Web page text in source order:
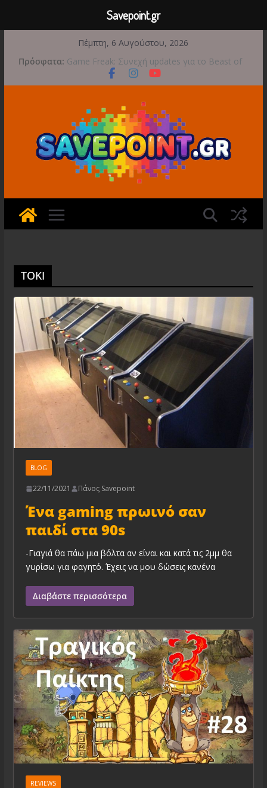
περιεχόμενο
Πέμπτη, 6 Αυγούστου, 2026
Πρόσφατα: Game Freak: Συνεχή updates για το Beast of
Reincarnation μετά την ανάμεικτη υποδοχή
Μια φωτογραφική περιπέτεια συνεχίζεται στο
Διασχίστε τους ουρανούς με το Wild Blue
Skies αυτό το φθινόπωρο
Διακοπές και παιχνίδι για όλη την οικογένεια!
Έρχεται 1η Σεπτεμβρίου το Crimson Moon
TOKI
BLOG
22/11/2021 Πάνος Savepoint
Ένα gaming πρωινό σαν
παιδί στα 90s
-Γιαγιά θα πάω μια βόλτα αν είναι και κατά τις 2μμ θα
γυρίσω για φαγητό. Έχεις να μου δώσεις κανένα
Διαβάστε περισσότερα
REVIEWS
Savepoint.gr